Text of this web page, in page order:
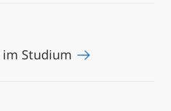
Studium